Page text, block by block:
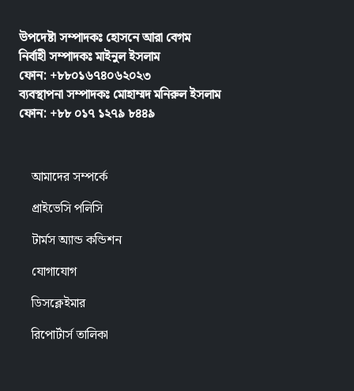
উপদেষ্টা সম্পাদকঃ হোসনে আরা বেগম
নির্বাহী সম্পাদকঃমাইনুল ইসলাম
ফোন: +৮৮০১৬৭৪০৬২০২৩
ব্যবস্থাপনা সম্পাদকঃ মোহাম্মদ মনিরুল ইসলাম
ফোন: +৮৮ ০১৭ ১২৭৯ ৮৪৪৯
আমাদের সম্পর্কে
প্রাইভেসি পলিসি
টার্মস অ্যান্ড কন্ডিশন
যোগাযোগ
ডিসক্লেইমার
রিপোর্টার্স তালিকা